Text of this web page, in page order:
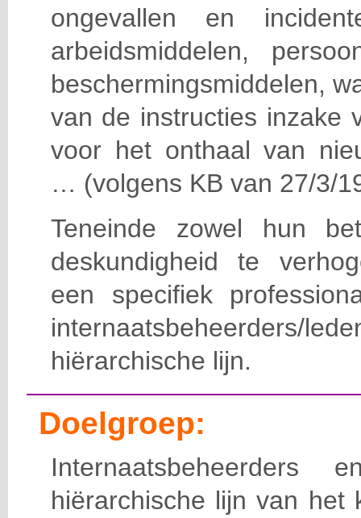
ongevallen en
arbeidsmiddelen,
beschermingsmiddelen,
van de instructies inzake
voor het onthaal van
… (volgens KB van 27/3/
Teneinde zowel hun
deskundigheid te
een specifiek
hiërarchische lijn.
Doelgroep:
hiërarchische lijn van het